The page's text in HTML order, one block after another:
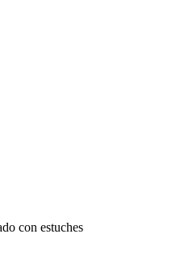
con estuches